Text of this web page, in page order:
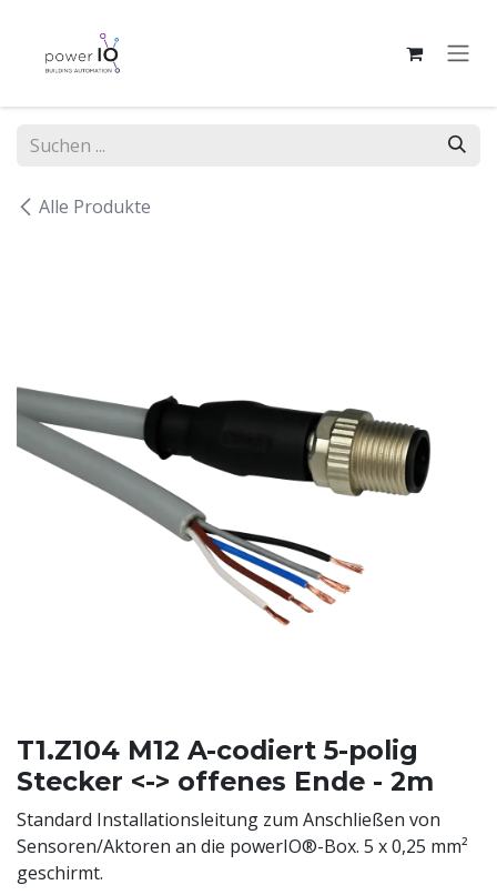
Alle Produkte
T1.Z104 M12 A-codiert 5-polig
Stecker <-> offenes Ende - 2m
Standard Installationsleitung zum Anschließen von
Sensoren/Aktoren an die powerIO®-Box. 5 x 0,25 mm²
geschirmt.